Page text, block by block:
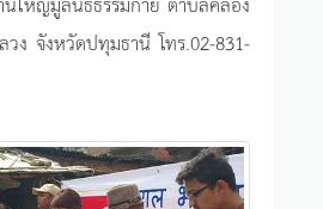
ง จังหวัดปทุมธานี โทร.02-831-